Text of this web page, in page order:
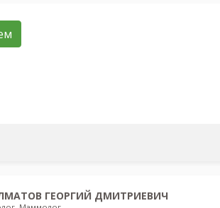
ГЕОРГИЙ ДМИТРИЕВИЧ